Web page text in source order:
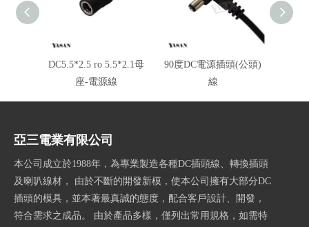
DC5.5*2.5 ro 5.5*2.1母
座-電源線
90度DC電源插頭(公頭)
線
亞三電業有限公司
本公司成立於1988年，為專業製造各種DC插頭線、轉換插頭
及喇叭線材， 由於不斷的開發新模，使本公司擁有大部分DC
插頭的模具，並本著最真誠的態度，配合客戶設計、開發，
符合需求之成品。 由於產品多樣，僅列出常用規格，如需特